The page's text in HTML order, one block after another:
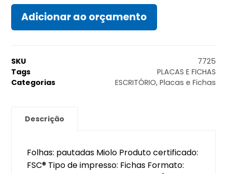
Adicionar ao orçamento
SKU
7725
Tags
PLACAS E FICHAS
Categorias
ESCRITÓRIO, Placas e Fichas
Descrição
Folhas: pautadas Miolo Produto certificado:
FSC® Tipo de impresso: Fichas Formato: